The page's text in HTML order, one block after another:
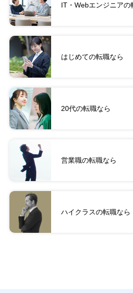
IT・Webエンジニアの
はじめての転職なら
20代の転職なら
営業職の転職なら
ハイクラスの転職なら